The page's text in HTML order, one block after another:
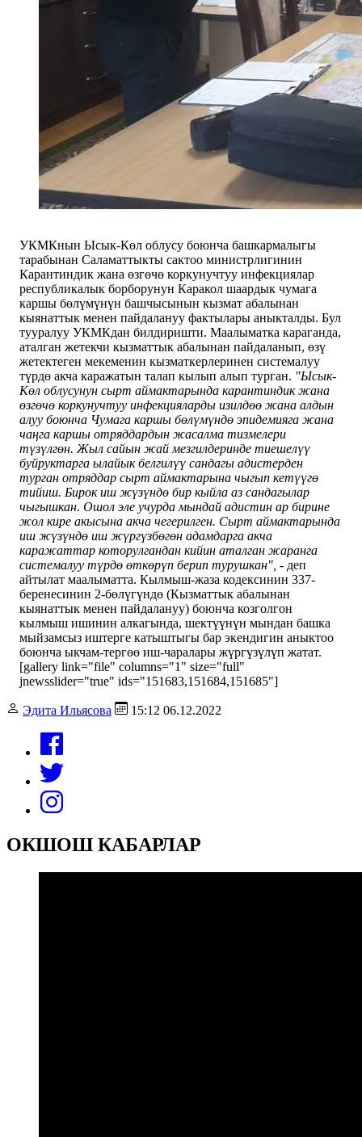
УКМКнын Ысык-Көл облусу боюнча башкармалыгы
тарабынан Саламаттыкты сактоо министрлигинин
Карантиндик жана өзгөчө коркунучтуу инфекциялар
республикалык борборунун Каракол шаардык чумага
каршы бөлүмүнүн башчысынын кызмат абалынан
кыянаттык менен пайдалануу фактылары аныкталды. Бул
тууралуу УКМКдан билдиришти. Маалыматка караганда,
аталган жетекчи кызматтык абалынан пайдаланып, өзү
жетектеген мекеменин кызматкерлеринен системалуу
түрдө акча каражатын талап кылып алып турган. "Ысык-
Көл облусунун сырт аймактарында карантиндик жана
өзгөчө коркунучтуу инфекцияларды изилдөө жана алдын
алуу боюнча Чумага каршы бөлүмүндө эпидемияга жана
чаңга каршы отряддардын жасалма тизмелери
түзүлгөн. Жыл сайын жай мезгилдеринде тиешелүү
буйруктарга ылайык белгилүү сандагы адистерден
турган отряддар сырт аймактарына чыгып кетүүгө
тийиш. Бирок иш жүзүндө бир кыйла аз сандагылар
чыгышкан. Ошол эле учурда мындай адистин ар бирине
жол кире акысына акча чегерилген. Сырт аймактарында
иш жүзүндө иш жүргүзбөгөн адамдарга акча
каражаттар которулгандан кийин аталган жаранга
системалуу түрдө өткөрүп берип турушкан", - деп
айтылат маалыматта. Кылмыш-жаза кодексинин 337-
беренесинин 2-бөлүгүндө (Кызматтык абалынан
кыянаттык менен пайдалануу) боюнча козголгон
кылмыш ишинин алкагында, шектүүнүн мындан башка
мыйзамсыз иштерге катыштыгы бар экендигин аныктоо
боюнча ыкчам-тергөө иш-чаралары жүргүзүлүп жатат.
[gallery link="file" columns="1" size="full"
jnewsslider="true" ids="151683,151684,151685"]
Эдита Ильясова 15:12 06.12.2022
ОКШОШ КАБАРЛАР